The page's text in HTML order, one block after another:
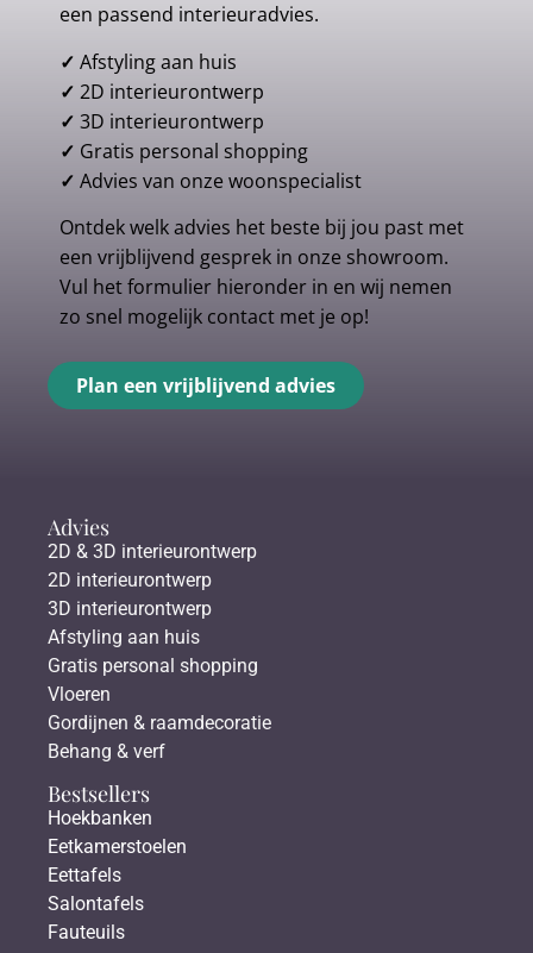
een passend interieuradvies.
✓ Afstyling aan huis
✓ 2D interieurontwerp
✓ 3D interieurontwerp
✓ Gratis personal shopping
✓ Advies van onze woonspecialist
Ontdek welk advies het beste bij jou past met
een vrijblijvend gesprek in onze showroom.
Vul het formulier hieronder in en wij nemen
zo snel mogelijk contact met je op!
Plan een vrijblijvend advies
Advies
2D & 3D interieurontwerp
2D interieurontwerp
3D interieurontwerp
Afstyling aan huis
Gratis personal shopping
Vloeren
Gordijnen & raamdecoratie
Behang & verf
Bestsellers
Hoekbanken
Eetkamerstoelen
Eettafels
Salontafels
Fauteuils